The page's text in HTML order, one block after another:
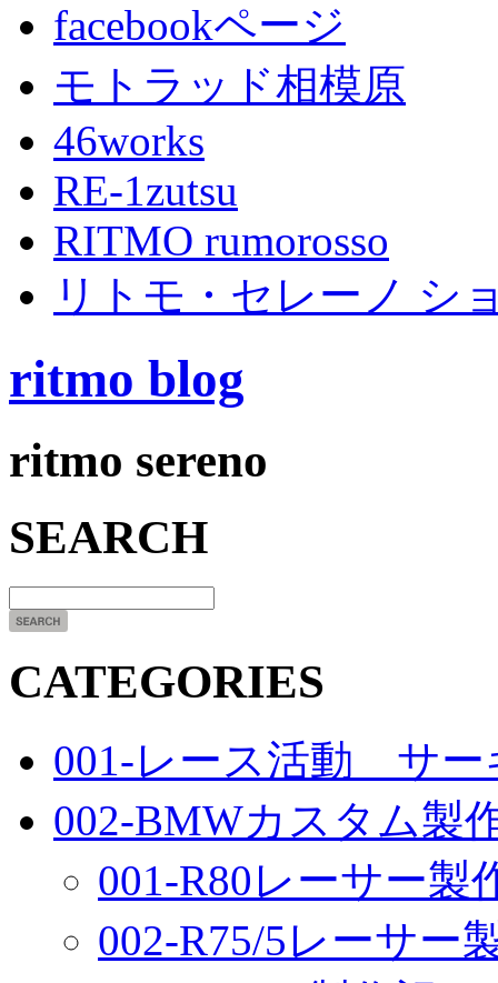
facebookページ
モトラッド相模原
46works
RE-1zutsu
RITMO rumorosso
リトモ・セレーノ シ
ritmo blog
ritmo sereno
SEARCH
CATEGORIES
001-レース活動 サー
002-BMWカスタム製
001-R80レーサー製
002-R75/5レーサー